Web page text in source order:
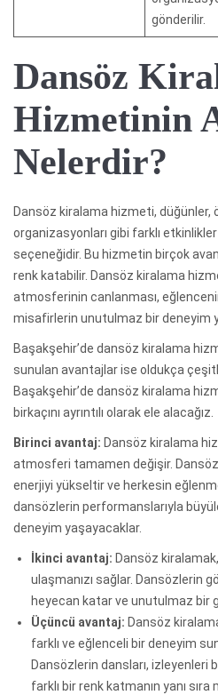
gönderilir.
Dansöz
Hizmetinin
Nelerdir?
Dansöz kiralama hizmeti, düğünler,
organizasyonları gibi farklı
seçeneğidir. Bu hizmetin birçok
renk katabilir. Dansöz kiralama
atmosferinin canlanması,
misafirlerin unutulmaz bir deneyim
Başakşehir’de dansöz kiralama
sunulan avantajlar ise oldukça
Başakşehir’de dansöz kiralama
birkaçını ayrıntılı olarak ele alacağız.
Birinci avantaj: Dansöz kiralama
atmosferi tamamen değişir.
enerjiyi yükseltir ve herkesin
dansözlerin performanslarıyla
deneyim yaşayacaklar.
İkinci avantaj: Dansöz
ulaşmanızı sağlar. Dansözlerin
heyecan katar ve unutulmaz bir
Üçüncü avantaj: Dansöz
farklı ve eğlenceli bir deneyim
Dansözlerin dansları, izleyenleri
farklı bir renk katmanın yanı